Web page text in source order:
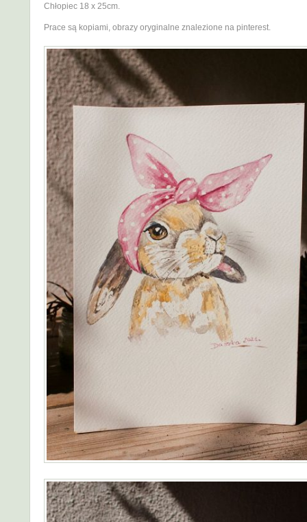
Chłopiec 18 x 25cm.
Prace są kopiami, obrazy oryginalne znalezione na pinterest.